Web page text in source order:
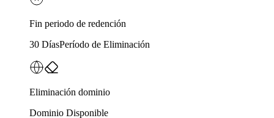
Fin periodo de redención
30 DíasPeríodo de Eliminación
Eliminación dominio
Dominio Disponible